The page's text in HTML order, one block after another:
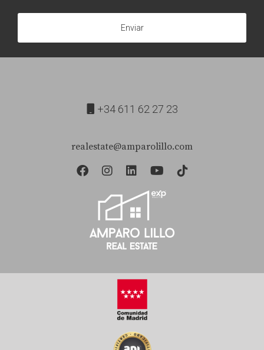
Enviar
+34 611 62 27 23
realestate@amparolillo.com